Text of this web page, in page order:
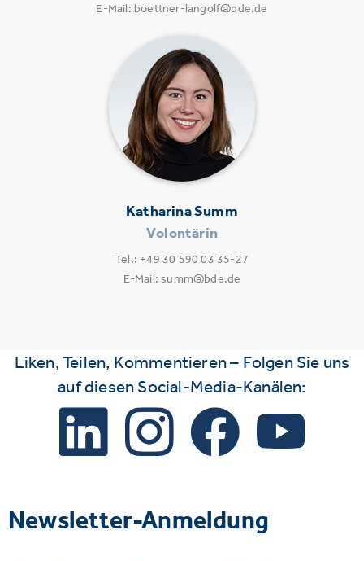
E-Mail: boettner-langolf@bde.de
Katharina Summ
Volontärin
Tel.: +49 30 590 03 35-27
E-Mail: summ@bde.de
Liken, Teilen, Kommentieren – Folgen Sie uns
auf diesen Social-Media-Kanälen:
Newsletter-Anmeldung